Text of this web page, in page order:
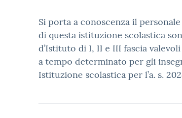
Si porta a conoscenza il
di questa istituzione scolastica
d’Istituto di I, II e III fascia
a tempo determinato per gli
Istituzione scolastica per l’a. s.